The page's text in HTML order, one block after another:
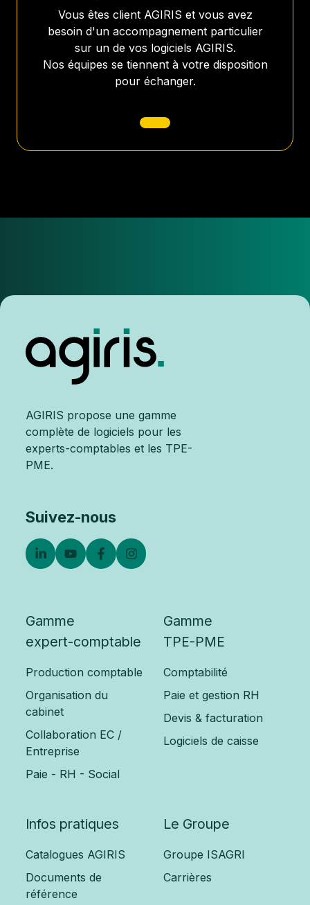
Vous êtes client AGIRIS et vous avez
besoin d'un accompagnement particulier
sur un de vos logiciels AGIRIS.
Nos équipes se tiennent à votre disposition
pour échanger.
AGIRIS propose une gamme
complète de logiciels pour les
experts-comptables et les TPE-
PME.
Suivez-nous
Gamme
expert-comptable
Production comptable
Organisation du
cabinet
Collaboration EC /
Entreprise
Paie - RH - Social
Gamme
TPE-PME
Comptabilité
Paie et gestion RH
Devis & facturation
Logiciels de caisse
Infos pratiques
Catalogues AGIRIS
Documents de
référence
Le Groupe
Groupe ISAGRI
Carrières